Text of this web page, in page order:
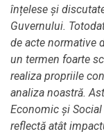
înțelese și
Guvernului.
de acte normative
un termen foarte
realiza propriile
analiza noastră.
Economic și
reflectă atât